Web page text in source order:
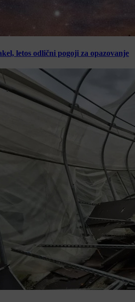
letos odlični pogoji za opazovanje